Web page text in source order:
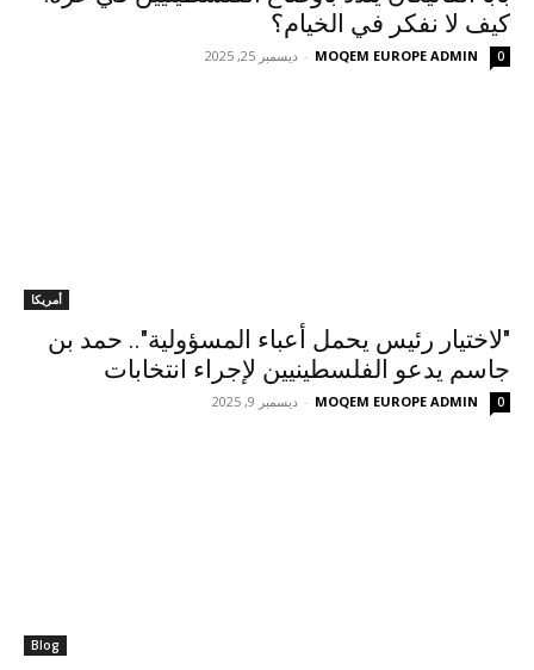
كيف لا نفكر في الخيام؟
MOQEM EUROPE ADMIN
- ديسمبر 25, 2025 0
أمريكا
"لاختيار رئيس يحمل أعباء المسؤولية".. حمد بن
جاسم يدعو الفلسطينيين لإجراء انتخابات
MOQEM EUROPE ADMIN
- ديسمبر 9, 2025 0
Blog